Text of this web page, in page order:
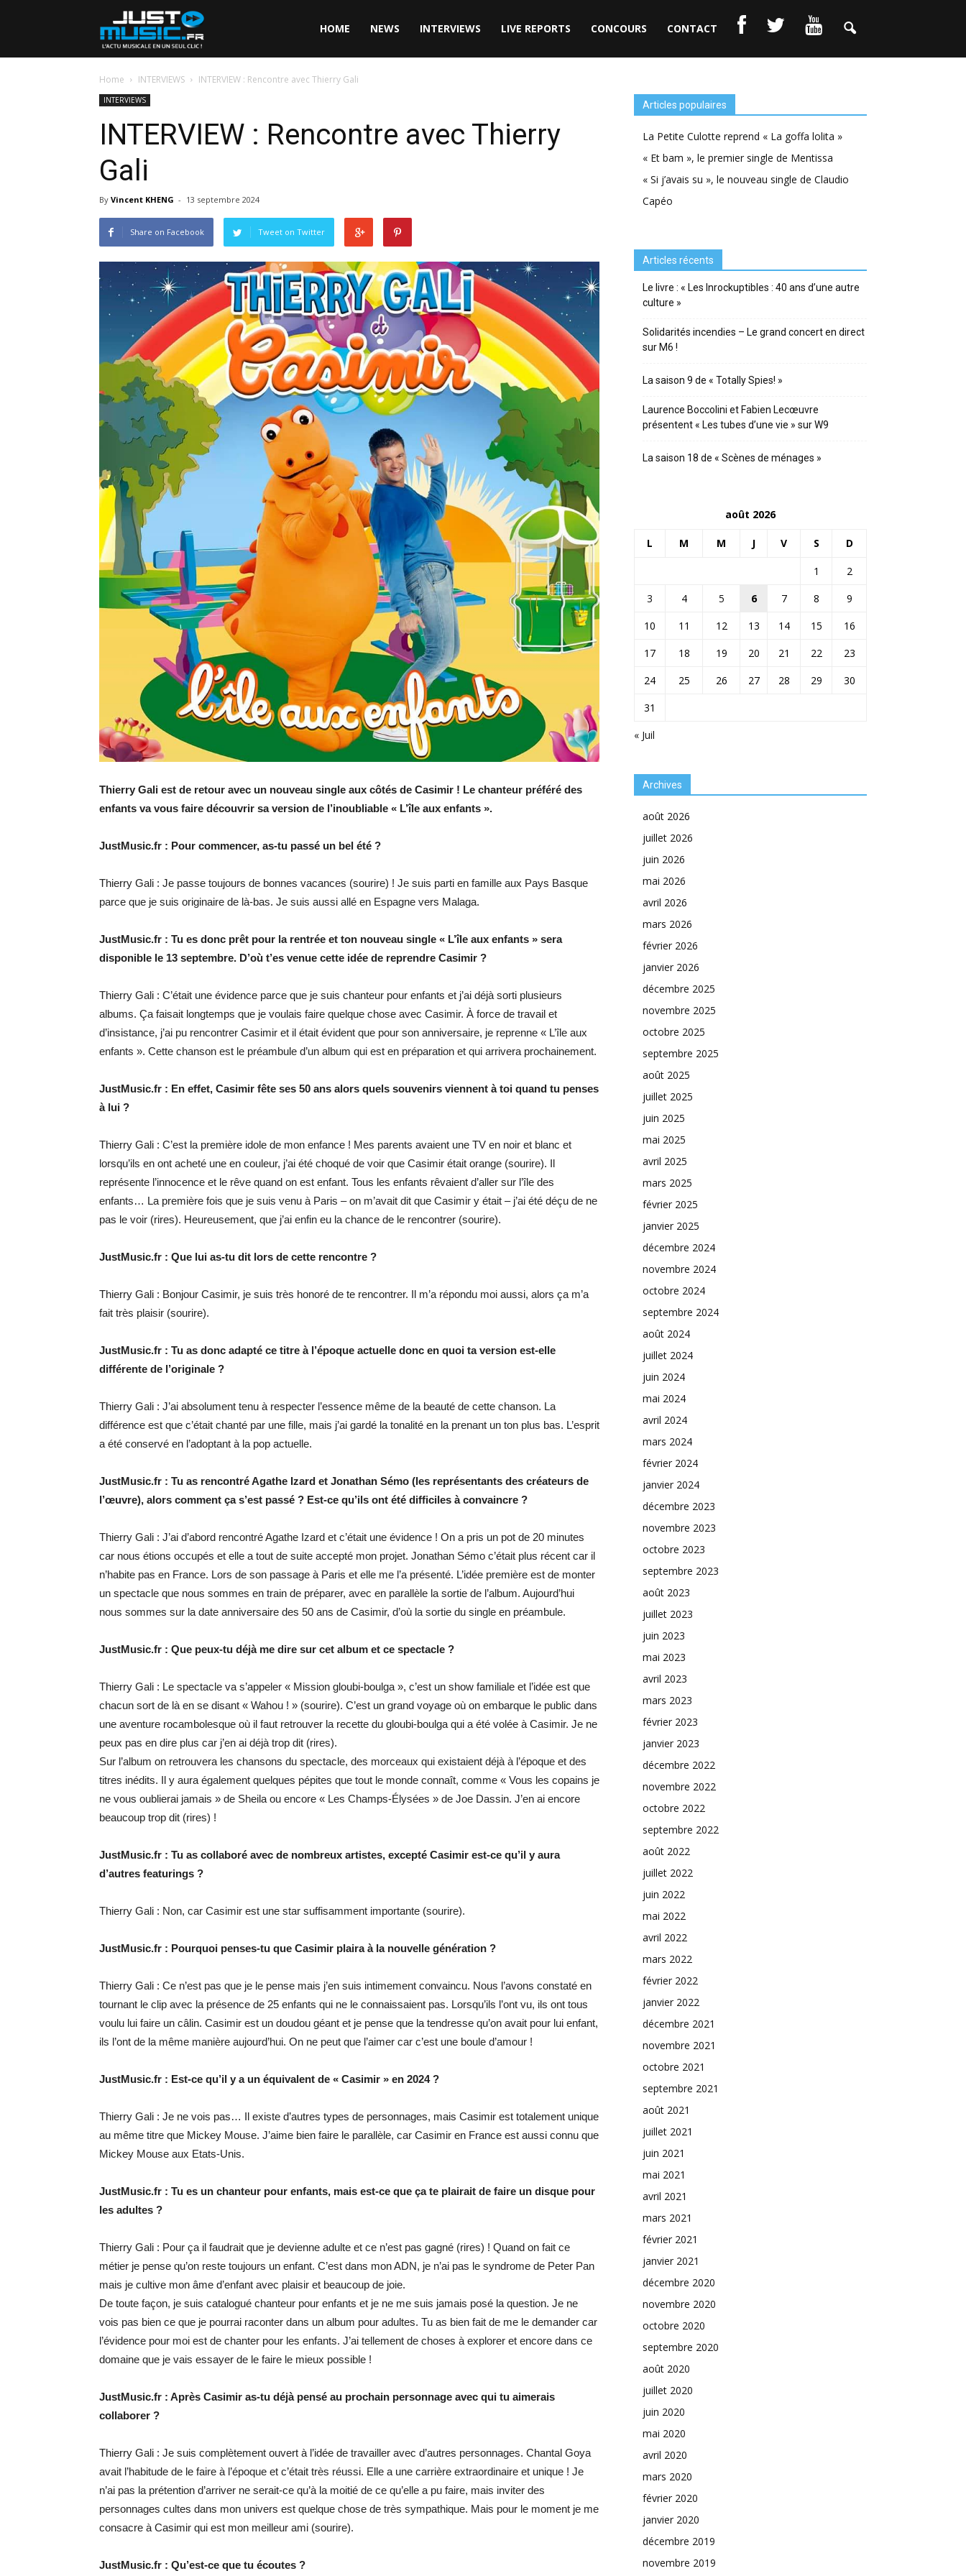
HOME NEWS INTERVIEWS LIVE REPORTS CONCOURS CONTACT
Home INTERVIEWS INTERVIEW : Rencontre avec Thierry Gali
INTERVIEWS
INTERVIEW : Rencontre avec Thierry
Gali
By Vincent KHENG - 13 septembre 2024
Share on Facebook Tweet on Twitter
Thierry Gali est de retour avec un nouveau single aux côtés de Casimir ! Le chanteur préféré des
enfants va vous faire découvrir sa version de l’inoubliable « L’île aux enfants ».
JustMusic.fr : Pour commencer, as-tu passé un bel été ?
Thierry Gali : Je passe toujours de bonnes vacances (sourire) ! Je suis parti en famille aux Pays Basque
parce que je suis originaire de là-bas. Je suis aussi allé en Espagne vers Malaga.
JustMusic.fr : Tu es donc prêt pour la rentrée et ton nouveau single « L’île aux enfants » sera
disponible le 13 septembre. D’où t’es venue cette idée de reprendre Casimir ?
Thierry Gali : C’était une évidence parce que je suis chanteur pour enfants et j’ai déjà sorti plusieurs
albums. Ça faisait longtemps que je voulais faire quelque chose avec Casimir. À force de travail et
d’insistance, j’ai pu rencontrer Casimir et il était évident que pour son anniversaire, je reprenne « L’île aux
enfants ». Cette chanson est le préambule d’un album qui est en préparation et qui arrivera prochainement.
JustMusic.fr : En effet, Casimir fête ses 50 ans alors quels souvenirs viennent à toi quand tu penses
à lui ?
Thierry Gali : C’est la première idole de mon enfance ! Mes parents avaient une TV en noir et blanc et
lorsqu’ils en ont acheté une en couleur, j’ai été choqué de voir que Casimir était orange (sourire). Il
représente l’innocence et le rêve quand on est enfant. Tous les enfants rêvaient d’aller sur l’île des
enfants… La première fois que je suis venu à Paris – on m’avait dit que Casimir y était – j’ai été déçu de ne
pas le voir (rires). Heureusement, que j’ai enfin eu la chance de le rencontrer (sourire).
JustMusic.fr : Que lui as-tu dit lors de cette rencontre ?
Thierry Gali : Bonjour Casimir, je suis très honoré de te rencontrer. Il m’a répondu moi aussi, alors ça m’a
fait très plaisir (sourire).
JustMusic.fr : Tu as donc adapté ce titre à l’époque actuelle donc en quoi ta version est-elle
différente de l’originale ?
Thierry Gali : J’ai absolument tenu à respecter l’essence même de la beauté de cette chanson. La
différence est que c’était chanté par une fille, mais j’ai gardé la tonalité en la prenant un ton plus bas. L’esprit
a été conservé en l’adoptant à la pop actuelle.
JustMusic.fr : Tu as rencontré Agathe Izard et Jonathan Sémo (les représentants des créateurs de
l’œuvre), alors comment ça s’est passé ? Est-ce qu’ils ont été difficiles à convaincre ?
Thierry Gali : J’ai d’abord rencontré Agathe Izard et c’était une évidence ! On a pris un pot de 20 minutes
car nous étions occupés et elle a tout de suite accepté mon projet. Jonathan Sémo c’était plus récent car il
n’habite pas en France. Lors de son passage à Paris et elle me l’a présenté. L’idée première est de monter
un spectacle que nous sommes en train de préparer, avec en parallèle la sortie de l’album. Aujourd’hui
nous sommes sur la date anniversaire des 50 ans de Casimir, d’où la sortie du single en préambule.
JustMusic.fr : Que peux-tu déjà me dire sur cet album et ce spectacle ?
Thierry Gali : Le spectacle va s’appeler « Mission gloubi-boulga », c’est un show familiale et l’idée est que
chacun sort de là en se disant « Wahou ! » (sourire). C’est un grand voyage où on embarque le public dans
une aventure rocambolesque où il faut retrouver la recette du gloubi-boulga qui a été volée à Casimir. Je ne
peux pas en dire plus car j’en ai déjà trop dit (rires).
Sur l’album on retrouvera les chansons du spectacle, des morceaux qui existaient déjà à l’époque et des
titres inédits. Il y aura également quelques pépites que tout le monde connaît, comme « Vous les copains je
ne vous oublierai jamais » de Sheila ou encore « Les Champs-Élysées » de Joe Dassin. J’en ai encore
beaucoup trop dit (rires) !
JustMusic.fr : Tu as collaboré avec de nombreux artistes, excepté Casimir est-ce qu’il y aura
d’autres featurings ?
Thierry Gali : Non, car Casimir est une star suffisamment importante (sourire).
JustMusic.fr : Pourquoi penses-tu que Casimir plaira à la nouvelle génération ?
Thierry Gali : Ce n’est pas que je le pense mais j’en suis intimement convaincu. Nous l’avons constaté en
tournant le clip avec la présence de 25 enfants qui ne le connaissaient pas. Lorsqu’ils l’ont vu, ils ont tous
voulu lui faire un câlin. Casimir est un doudou géant et je pense que la tendresse qu’on avait pour lui enfant,
ils l’ont de la même manière aujourd’hui. On ne peut que l’aimer car c’est une boule d’amour !
JustMusic.fr : Est-ce qu’il y a un équivalent de « Casimir » en 2024 ?
Thierry Gali : Je ne vois pas… Il existe d’autres types de personnages, mais Casimir est totalement unique
au même titre que Mickey Mouse. J’aime bien faire le parallèle, car Casimir en France est aussi connu que
Mickey Mouse aux Etats-Unis.
JustMusic.fr : Tu es un chanteur pour enfants, mais est-ce que ça te plairait de faire un disque pour
les adultes ?
Thierry Gali : Pour ça il faudrait que je devienne adulte et ce n’est pas gagné (rires) ! Quand on fait ce
métier je pense qu’on reste toujours un enfant. C’est dans mon ADN, je n’ai pas le syndrome de Peter Pan
mais je cultive mon âme d’enfant avec plaisir et beaucoup de joie.
De toute façon, je suis catalogué chanteur pour enfants et je ne me suis jamais posé la question. Je ne
vois pas bien ce que je pourrai raconter dans un album pour adultes. Tu as bien fait de me le demander car
l’évidence pour moi est de chanter pour les enfants. J’ai tellement de choses à explorer et encore dans ce
domaine que je vais essayer de le faire le mieux possible !
JustMusic.fr : Après Casimir as-tu déjà pensé au prochain personnage avec qui tu aimerais
collaborer ?
Thierry Gali : Je suis complètement ouvert à l’idée de travailler avec d’autres personnages. Chantal Goya
avait l’habitude de le faire à l’époque et c’était très réussi. Elle a une carrière extraordinaire et unique ! Je
n’ai pas la prétention d’arriver ne serait-ce qu’à la moitié de ce qu’elle a pu faire, mais inviter des
personnages cultes dans mon univers est quelque chose de très sympathique. Mais pour le moment je me
consacre à Casimir qui est mon meilleur ami (sourire).
JustMusic.fr : Qu’est-ce que tu écoutes ?
Articles populaires
La Petite Culotte reprend « La goffa lolita »
« Et bam », le premier single de Mentissa
« Si j’avais su », le nouveau single de Claudio
Capéo
Articles récents
Le livre : « Les Inrockuptibles : 40 ans d’une autre
culture »
Solidarités incendies – Le grand concert en direct
sur M6 !
La saison 9 de « Totally Spies! »
Laurence Boccolini et Fabien Lecœuvre
présentent « Les tubes d’une vie » sur W9
La saison 18 de « Scènes de ménages »
août 2026
L M M J V S D
« Juil
1
2
3
4 5 6 7 8
9
10
11 12 13 14 15
16
17
18 19 20 21 22
23
24
25 26 27 28 29
30
31
Archives
août 2026
juillet 2026
juin 2026
mai 2026
avril 2026
mars 2026
février 2026
janvier 2026
décembre 2025
novembre 2025
octobre 2025
septembre 2025
août 2025
juillet 2025
juin 2025
mai 2025
avril 2025
mars 2025
février 2025
janvier 2025
décembre 2024
novembre 2024
octobre 2024
septembre 2024
août 2024
juillet 2024
juin 2024
mai 2024
avril 2024
mars 2024
février 2024
janvier 2024
décembre 2023
novembre 2023
octobre 2023
septembre 2023
août 2023
juillet 2023
juin 2023
mai 2023
avril 2023
mars 2023
février 2023
janvier 2023
décembre 2022
novembre 2022
octobre 2022
septembre 2022
août 2022
juillet 2022
juin 2022
mai 2022
avril 2022
mars 2022
février 2022
janvier 2022
décembre 2021
novembre 2021
octobre 2021
septembre 2021
août 2021
juillet 2021
juin 2021
mai 2021
avril 2021
mars 2021
février 2021
janvier 2021
décembre 2020
novembre 2020
octobre 2020
septembre 2020
août 2020
juillet 2020
juin 2020
mai 2020
avril 2020
mars 2020
février 2020
janvier 2020
décembre 2019
novembre 2019